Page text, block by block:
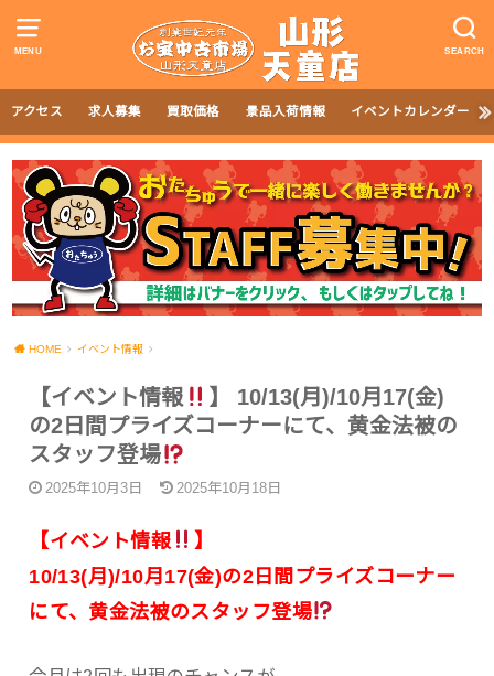
MENU SEARCH
アクセス 求人募集 買取価格 景品入荷情報 イベントカレンダー
HOME イベント情報
【イベント情報
】 10/13(月)/10月17(金)
の2日間プライズコーナーにて、黄金法被の
スタッフ登場
2025年10月3日 2025年10月18日
【イベント情報
】
10/13(月)/10月17(金)の2日間プライズコーナー
にて、黄金法被のスタッフ登場